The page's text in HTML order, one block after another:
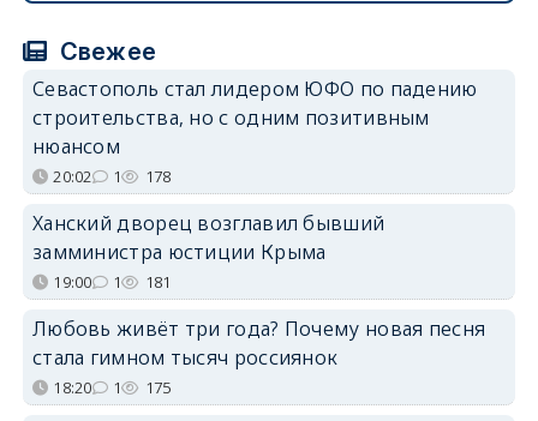
Свежее
Севастополь стал лидером ЮФО по падению
строительства, но с одним позитивным
нюансом
20:02 1 178
Ханский дворец возглавил бывший
замминистра юстиции Крыма
19:00 1 181
Любовь живёт три года? Почему новая песня
стала гимном тысяч россиянок
18:20 1 175